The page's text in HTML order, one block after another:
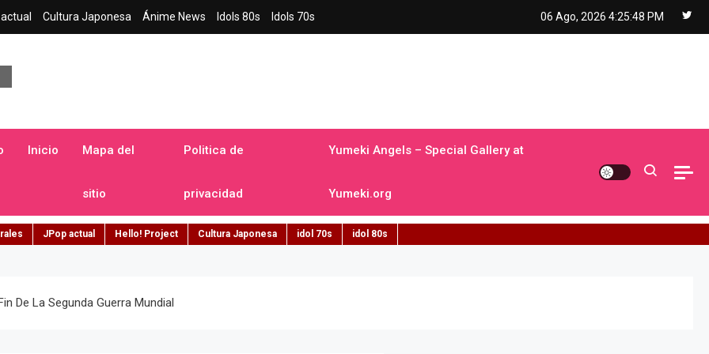
Cultura Japonesa Ánime News Idols 80s Idols 70s 06 Ago, 2026 4:25:49 PM
Inicio Mapa del
sitio
Politica de
privacidad
Yumeki Angels – Special Gallery at
Yumeki.org
JPop actual Hello! Project Cultura Japonesa idol 70s idol 80s
De La Segunda Guerra Mundial